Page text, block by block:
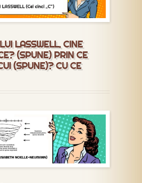
LASSWELL. CINE
(SPUNE) PRIN CE
(SPUNE)? CU CE